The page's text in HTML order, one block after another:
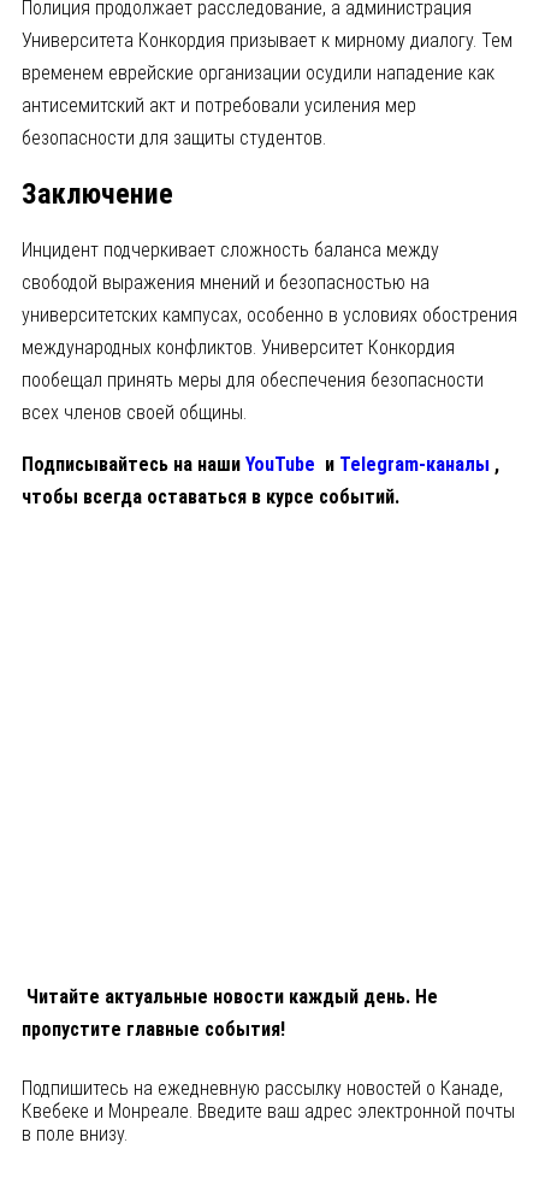
Полиция продолжает расследование, а администрация
Университета Конкордия призывает к мирному диалогу. Тем
временем еврейские организации осудили нападение как
антисемитский акт и потребовали усиления мер
безопасности для защиты студентов.
Заключение
Инцидент подчеркивает сложность баланса между
свободой выражения мнений и безопасностью на
университетских кампусах, особенно в условиях обострения
международных конфликтов. Университет Конкордия
пообещал принять меры для обеспечения безопасности
всех членов своей общины.
Подписывайтесь на наши YouTube и Telegram-каналы ,
чтобы всегда оставаться в курсе событий.
Читайте актуальные новости каждый день. Не
пропустите главные события!
Подпишитесь на ежедневную рассылку новостей о Канаде,
Квебеке и Монреале. Введите ваш адрес электронной почты
в поле внизу.